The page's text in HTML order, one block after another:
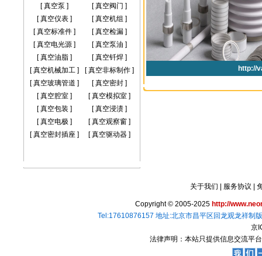
[真空泵 ] [真空阀门 ]
[真空仪表 ] [真空机组 ]
[真空标准件 ] [真空检漏]
[真空电光源 ] [真空泵油 ]
[真空油脂 ] [真空钎焊]
[真空机械加工 ] [真空非标制作]
[真空玻璃管道 ] [真空密封]
[真空腔室 ] [真空模拟室]
[真空包装 ] [真空浸渍]
[真空电极 ] [真空观察窗]
[真空密封插座 ] [真空驱动器]
关于我们 服务协议
Copyright © 2005-2025 http://
Tel:17610876157 地址:北京市昌平区回龙观龙祥制
京
法律声明：本站只提供信息交流平